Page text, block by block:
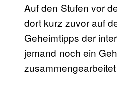
Auf den Stufen vor
dort kurz zuvor auf
Geheimtipps der
jemand noch ein